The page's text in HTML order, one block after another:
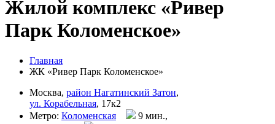
Жилой комплекс «Ривер
Парк Коломенское»
Главная
ЖК «Ривер Парк Коломенское»
Москва, район Нагатинский Затон,
ул. Корабельная, 17к2
Метро: Коломенская
9 мин.,